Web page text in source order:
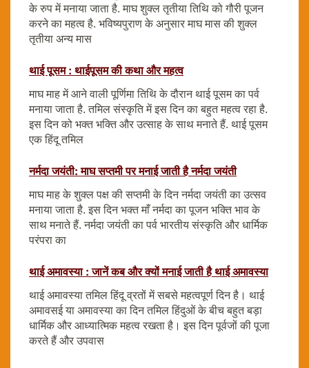
के रुप में मनाया जाता है. माघ शुक्ल तृतीया तिथि को गौरी पूजन
करने का महत्व है. भविष्यपुराण के अनुसार माघ मास की शुक्ल
तृतीया अन्य मास
थाई पूसम : थाईपूसम की कथा और महत्व
माघ माह में आने वाली पूर्णिमा तिथि के दौरान थाई पूसम का पर्व
मनाया जाता है. तमिल संस्कृति में इस दिन का बहुत महत्व रहा है.
इस दिन को भक्त भक्ति और उत्साह के साथ मनाते हैं. थाई पूसम
एक हिंदू तमिल
नर्मदा जयंती: माघ सप्तमी पर मनाई जाती है नर्मदा जयंती
माघ माह के शुक्ल पक्ष की सप्तमी के दिन नर्मदा जयंती का उत्सव
मनाया जाता है. इस दिन भक्त माँ नर्मदा का पूजन भक्ति भाव के
साथ मनाते हैं. नर्मदा जयंती का पर्व भारतीय संस्कृति और धार्मिक
परंपरा का
थाई अमावस्या : जानें कब और क्यों मनाई जाती है थाई अमावस्या
थाई अमावस्या तमिल हिंदू व्रतों में सबसे महत्वपूर्ण दिन है। थाई
अमावसई या अमावस्या का दिन तमिल हिंदुओं के बीच बहुत बड़ा
धार्मिक और आध्यात्मिक महत्व रखता है। इस दिन पूर्वजों की पूजा
करते हैं और उपवास